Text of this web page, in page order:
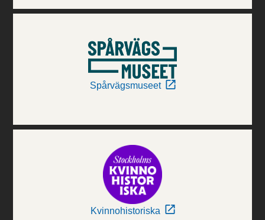
Spårvägsmuseet
Kvinnohistoriska